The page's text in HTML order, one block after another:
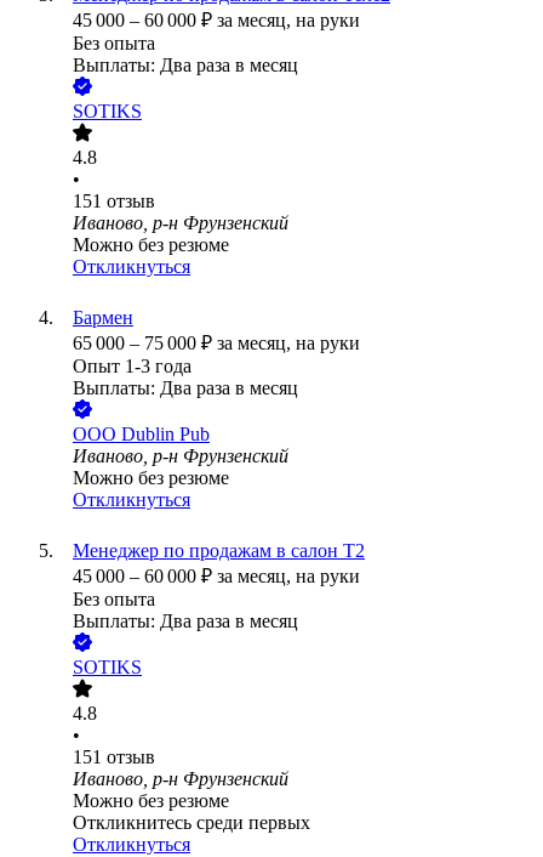
45 000 – 60 000 ₽ за месяц, на руки
Без опыта
Выплаты: Два раза в месяц
SOTIKS
4.8
•
151 отзыв
Иваново, р-н Фрунзенский
Можно без резюме
Откликнуться
Бармен
65 000 – 75 000 ₽ за месяц, на руки
Опыт 1-3 года
Выплаты: Два раза в месяц
ООО Dublin Pub
Иваново, р-н Фрунзенский
Можно без резюме
Откликнуться
Менеджер по продажам в салон Т2
45 000 – 60 000 ₽ за месяц, на руки
Без опыта
Выплаты: Два раза в месяц
SOTIKS
4.8
•
151 отзыв
Иваново, р-н Фрунзенский
Можно без резюме
Откликнитесь среди первых
Откликнуться